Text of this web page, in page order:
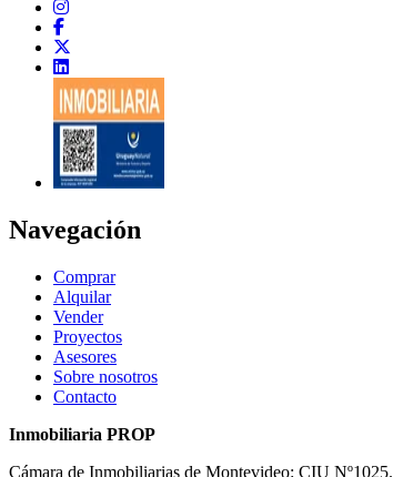
Navegación
Comprar
Alquilar
Vender
Proyectos
Asesores
Sobre nosotros
Contacto
Inmobiliaria PROP
Cámara de Inmobiliarias de Montevideo: CIU Nº1025.